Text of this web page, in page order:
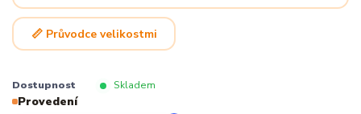
📏 Průvodce velikostmi
Dostupnost Skladem
Provedení